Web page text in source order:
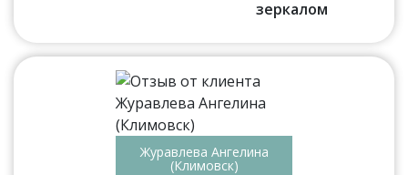
зеркалом
Журавлева Ангелина
(Климовск)